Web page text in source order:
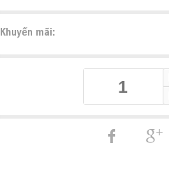
Khuyến mãi: